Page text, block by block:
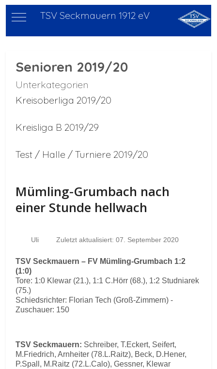
Mobile Menu Toggle
TSV Seckmauern 1912 eV
Senioren 2019/20
Unterkategorien
Kreisoberliga 2019/20
Kreisliga B 2019/29
Test / Halle / Turniere 2019/20
Mümling-Grumbach nach
einer Stunde hellwach
Uli Zuletzt aktualisiert: 07. September 2020
TSV Seckmauern – FV Mümling-Grumbach 1:2
(1:0)
Tore: 1:0 Klewar (21.), 1:1 C.Hörr (68.), 1:2 Studniarek
(75.)
Schiedsrichter: Florian Tech (Groß-Zimmern) -
Zuschauer: 150
TSV Seckmauern: Schreiber, T.Eckert, Seifert,
M.Friedrich, Arnheiter (78.L.Raitz), Beck, D.Hener,
P.Spall, M.Raitz (72.L.Calo), Gessner, Klewar